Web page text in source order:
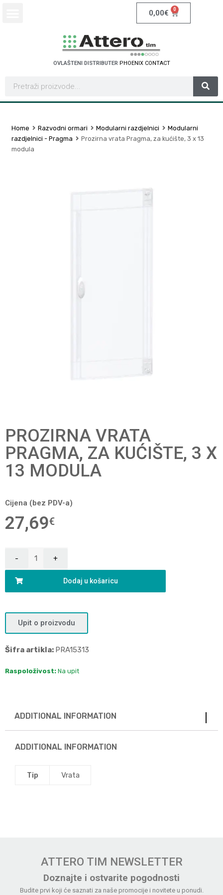
0,00€ 0
OVLAŠTENI DISTRIBUTER PHOENIX CONTACT
Home Razvodni ormari Modularni razdjelnici
Modularni
razdjelnici - Pragma
Prozirna vrata Pragma, za kućište, 3 x 13
modula
PROZIRNA VRATA
PRAGMA, ZA KUĆIŠTE, 3 X
13 MODULA
Cijena (bez PDV-a)
27,69€
Dodaj u košaricu
Upit o proizvodu
Šifra artikla: PRA15313
Raspoloživost: Na upit
ADDITIONAL INFORMATION
ADDITIONAL INFORMATION
Tip Vrata
ATTERO TIM NEWSLETTER
Doznajte i ostvarite pogodnosti
Budite prvi koji će saznati za naše promocije i novitete u ponudi.